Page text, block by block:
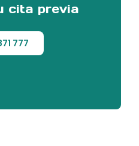
cita previa
777